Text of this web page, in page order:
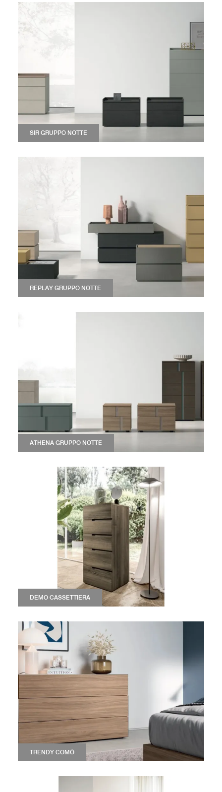
SIR GRUPPO NOTTE
REPLAY GRUPPO NOTTE
ATHENA GRUPPO NOTTE
DEMO CASSETTIERA
TRENDY COMÒ